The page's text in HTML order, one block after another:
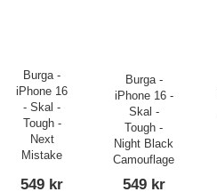
Burga -
iPhone 16
- Skal -
Tough -
Next
Mistake
549 kr
Burga -
iPhone 16 -
Skal -
Tough -
Night Black
Camouflage
549 kr